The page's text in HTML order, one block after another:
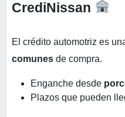
CrediNissan
El crédito automotriz es
comunes de compra.
Enganche desde
Plazos que pueden